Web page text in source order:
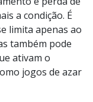
a condição. É
limita apenas ao
também pode
ativam o
jogos de azar